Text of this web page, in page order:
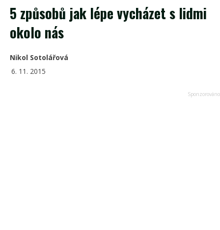
5 způsobů jak lépe vycházet s lidmi
okolo nás
Nikol Sotolářová
6. 11. 2015